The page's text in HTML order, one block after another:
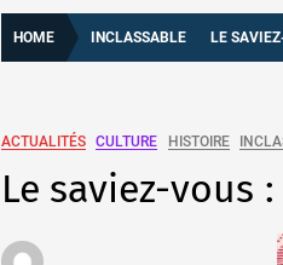
HOME INCLASSABLE LE
ACTUALITÉS CULTURE HISTOIRE
Le saviez-vous